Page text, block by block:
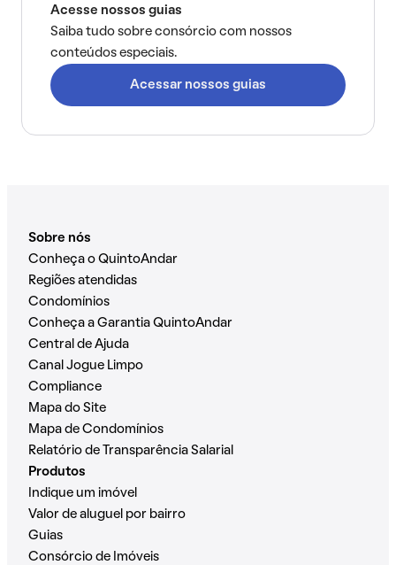
Acesse nossos guias
Saiba tudo sobre consórcio com nossos
conteúdos especiais.
Acessar nossos guias
Sobre nós
Conheça o QuintoAndar
Regiões atendidas
Condomínios
Conheça a Garantia QuintoAndar
Central de Ajuda
Canal Jogue Limpo
Compliance
Mapa do Site
Mapa de Condomínios
Relatório de Transparência Salarial
Produtos
Indique um imóvel
Valor de aluguel por bairro
Guias
Consórcio de Imóveis